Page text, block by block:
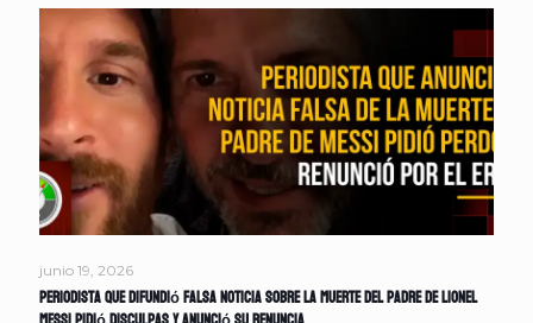
junio 19, 2026
Periodista que difundió falsa noticia sobre la muerte del padre de Lionel